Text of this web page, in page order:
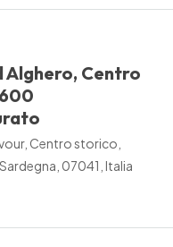
Alghero, Centro
Centro storico,
07041, Italia